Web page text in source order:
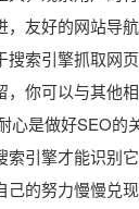
，友好的网站导
搜索引擎抓取网
，你可以与其他
心是做好SEO的
索引擎才能识别
己的努力慢慢兑